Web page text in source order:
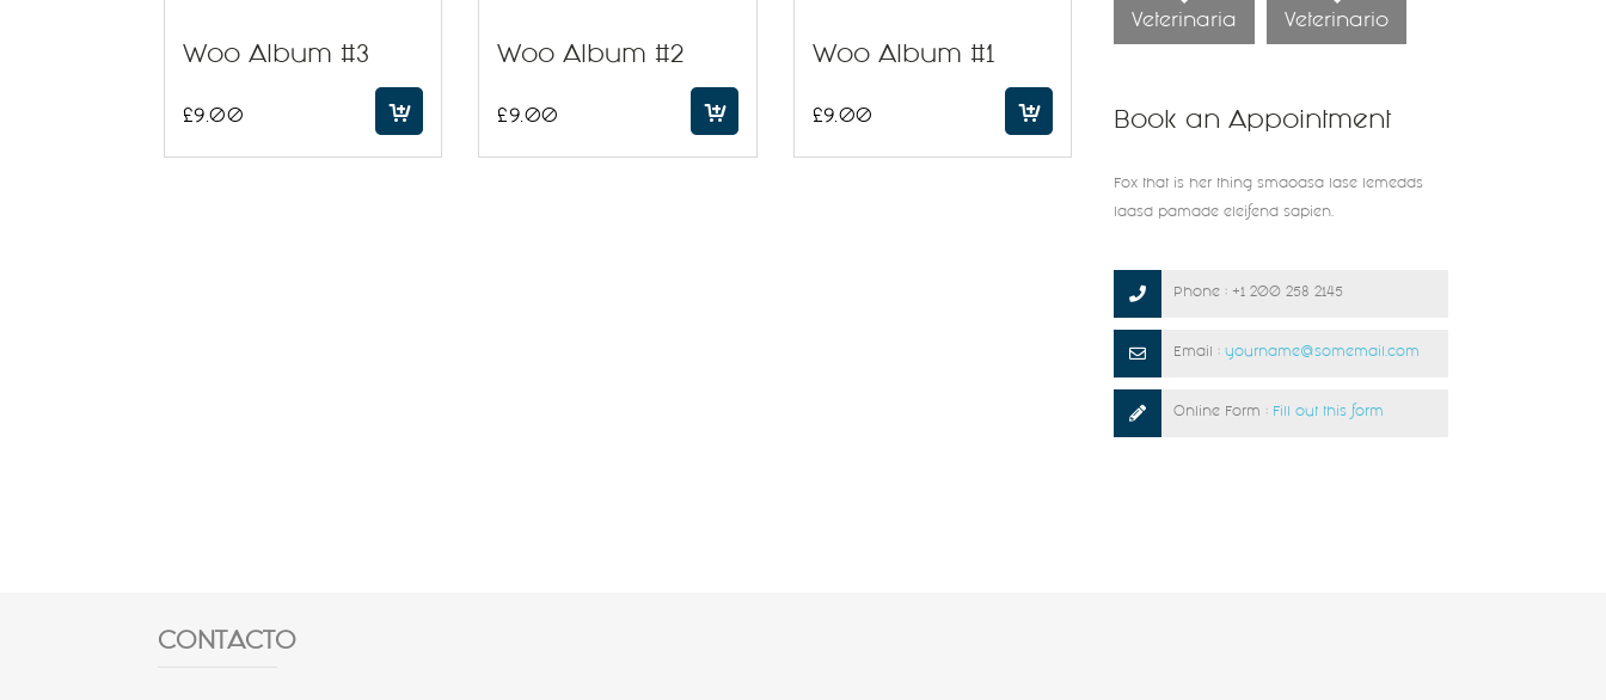
Woo Album #3
£9.00
Woo Album #2
£ 9.00
Woo Album #1
£9.00
Veterinaria Veterinario
Book an Appointment
Fox that is her thing smaoasa lase lemedds
laasd pamade eleifend sapien.
Phone : +1 200 258 2145
Email : yourname@somemail.com
Online Form : Fill out this form
CONTACTO